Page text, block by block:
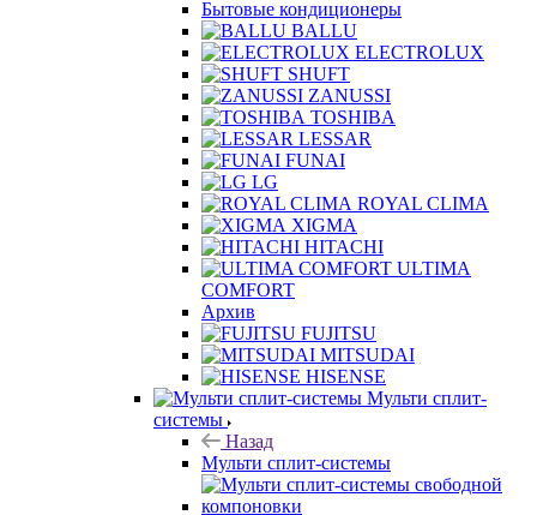
Бытовые кондиционеры
BALLU
ELECTROLUX
SHUFT
ZANUSSI
TOSHIBA
LESSAR
FUNAI
LG
ROYAL CLIMA
XIGMA
HITACHI
ULTIMA
COMFORT
Архив
FUJITSU
MITSUDAI
HISENSE
Мульти сплит-
системы
Назад
Мульти сплит-системы